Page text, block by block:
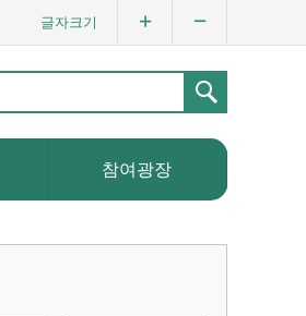
글자크기
참여광장